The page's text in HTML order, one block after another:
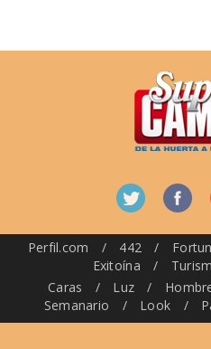
Perfil.com / 442 /
Exitoína
/
Caras
/ Luz /
Semanario
/ Look /